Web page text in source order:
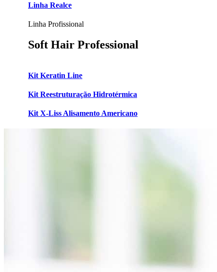
Linha Realce
Linha Profissional
Soft Hair Professional
Kit Keratin Line
Kit Reestruturação Hidrotérmica
Kit X-Liss Alisamento Americano